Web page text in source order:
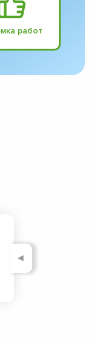
работ
◄